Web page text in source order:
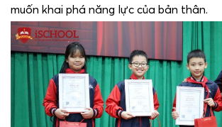
muốn khai phá năng lực của bản thân.